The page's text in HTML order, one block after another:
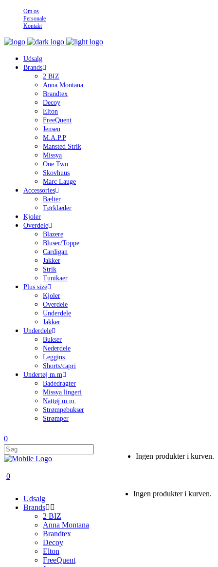
Om os
Personale
Kontakt
Udsalg
Brands
2 BIZ
Anna Montana
Brandtex
Decoy
Elton
FreeQuent
Jensen
M.A.P.P
Mansted Strik
Missya
One Two
Skovhuus
Marc Lauge
Accessories
Bælter
Tørklæder
Kjoler
Overdele
Blazere
Bluser/Toppe
Cardigan
Jakker
Strik
Tunikaer
Plus size
Kjoler
Overdele
Underdele
Jakker
Underdele
Bukser
Nederdele
Leggins
Shorts/capri
Undertøj m.m
Badedragter
Missya lingeri
Nattøj m.m.
Strømpebukser
Strømper
0
Ingen produkter i kurven.
0
Ingen produkter i kurven.
Udsalg
Brands
2 BIZ
Anna Montana
Brandtex
Decoy
Elton
FreeQuent